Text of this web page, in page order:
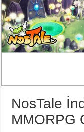
NosTale
MMORPG